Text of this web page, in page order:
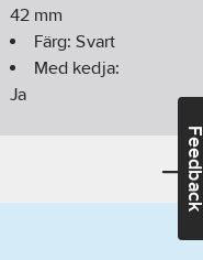
42 mm
Färg:Svart
Med kedja:
Ja